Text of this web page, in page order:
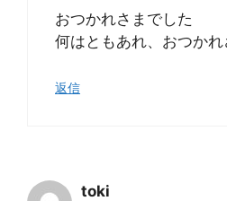
おつかれさまでした
何はともあれ、おつかれ
返信
toki